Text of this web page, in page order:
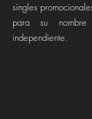
singles
para su
independiente.